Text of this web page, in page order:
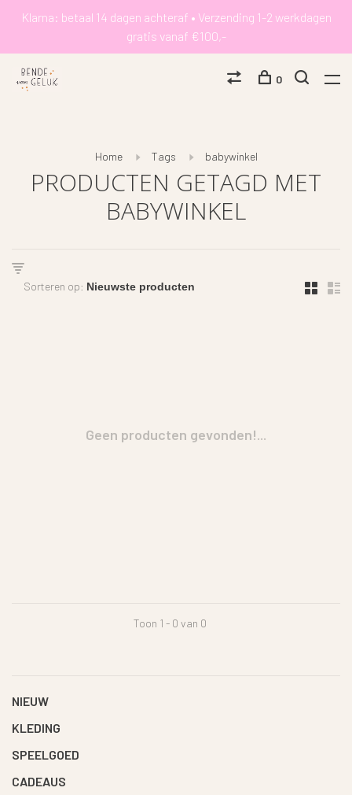
Klarna: betaal 14 dagen achteraf • Verzending 1-2 werkdagen
gratis vanaf €100,-
0
Home Tags babywinkel
PRODUCTEN GETAGD MET
BABYWINKEL
Sorteren op:
Geen producten gevonden!...
Toon 1 - 0 van 0
NIEUW
KLEDING
SPEELGOED
CADEAUS